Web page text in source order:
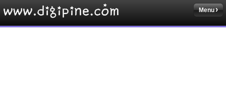
Menu
Sketchbook5, 스케치북5